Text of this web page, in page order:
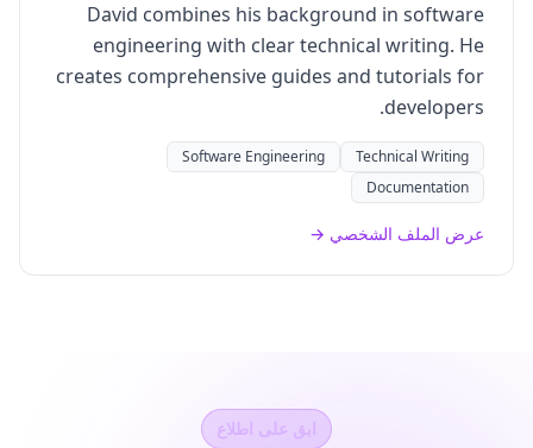
David combines his background in software
engineering with clear technical writing. He
creates comprehensive guides and tutorials for
developers.
Technical Writing
Software Engineering
Documentation
عرض الملف الشخصي →
ابق على اطلاع